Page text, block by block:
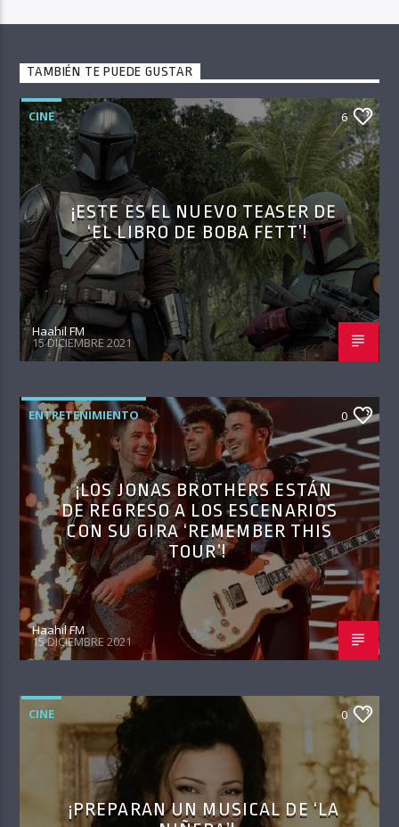
TAMBIÉN TE PUEDE GUSTAR
CINE 6
¡ESTE ES EL NUEVO TEASER DE
‘EL LIBRO DE BOBA FETT’!
Haahil FM
15 DICIEMBRE 2021
ENTRETENIMIENTO 0
¡LOS JONAS BROTHERS ESTÁN
DE REGRESO A LOS ESCENARIOS
CON SU GIRA ‘REMEMBER THIS
TOUR’!
Haahil FM
15 DICIEMBRE 2021
CINE 0
¡PREPARAN UN MUSICAL DE ‘LA